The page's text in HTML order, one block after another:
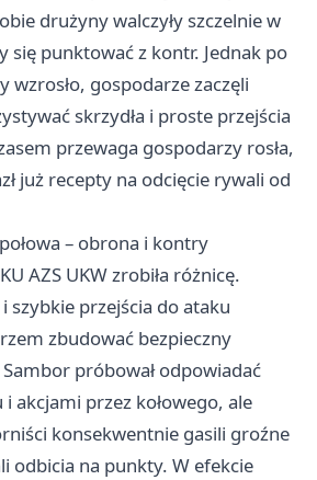
drużyny walczyły szczelnie w
się punktować z kontr. Jednak po
wzrosło, gospodarze zaczęli
skrzydła i proste przejścia
przewaga gospodarzy rosła,
już recepty na odcięcie rywali od
– obrona i kontry
AZS UKW zrobiła różnicę.
szybkie przejścia do ataku
zbudować bezpieczny
próbował odpowiadać
akcjami przez kołowego, ale
konsekwentnie gasili groźne
odbicia na punkty. W efekcie